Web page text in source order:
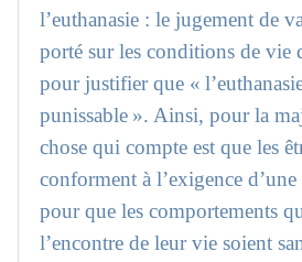
l’euthanasie : le jugement de
porté sur les conditions de vie
pour justifier que «
punissable ». Ainsi, pour la
chose qui compte est que les
conforment à l’exigence
pour que les comportements
l’encontre de leur vie soient